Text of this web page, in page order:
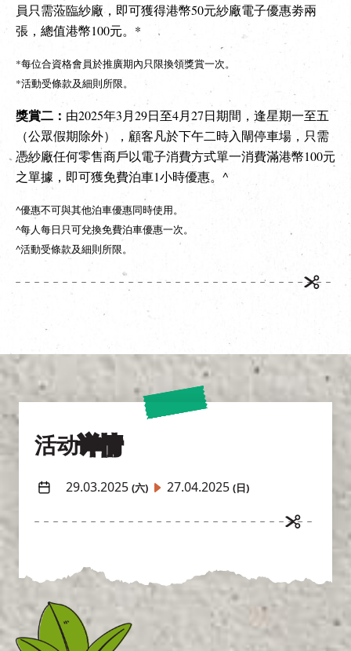
活动详情
29.03.2025 (六) 27.04.2025 (日)
員只需蒞臨紗廠，即可獲得港幣50元紗廠電子優惠劵兩
張，總值港幣100元。*
*每位合資格會員於推廣期內只限換領獎賞一次。
*活動受條款及細則所限。
獎賞二： 由2025年3月29日至4月27日期間，逢星期一至五
（公眾假期除外），顧客凡於下午二時入閘停車場，只需
憑紗廠任何零售商戶以電子消費方式單一消費滿港幣100元
之單據，即可獲免費泊車1小時優惠。^
^優惠不可與其他泊車優惠同時使用。
^每人每日只可兌換免費泊車優惠一次。
^活動受條款及細則所限。